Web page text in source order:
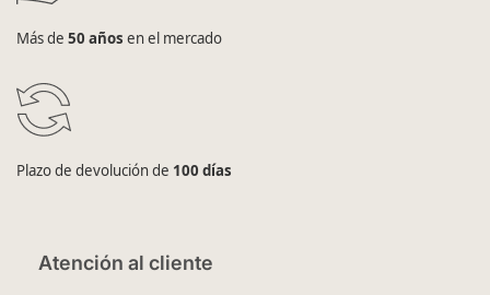
Más de 50 años en el mercado
Plazo de devolución de 100 días
Atención al cliente